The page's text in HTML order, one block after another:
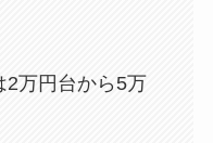
2万円台から5万